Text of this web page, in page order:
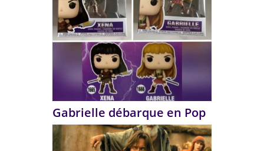
Gabrielle débarque en Pop